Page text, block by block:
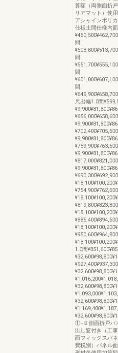
算額（両側面折
リアマット）使
アシャインポリ
仕様土間仕様内
間
間
間
間
尺出幅1.0間
1.0間
①−Ｂ側面折戸パ
出し窓付き（工
面フィックスパ
費税別）パネル